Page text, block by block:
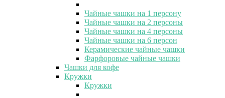
Чайные чашки на 1 персону
Чайные чашки на 2 персоны
Чайные чашки на 4 персоны
Чайные чашки на 6 персон
Керамические чайные чашки
Фарфоровые чайные чашки
Чашки для кофе
Кружки
Кружки